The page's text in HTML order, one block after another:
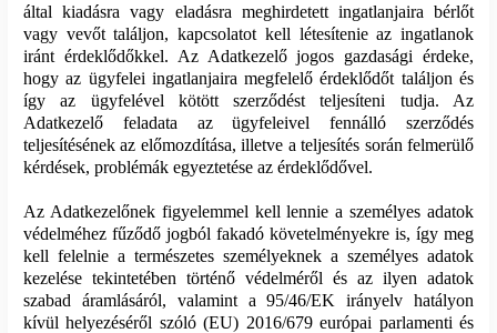
által kiadásra vagy eladásra meghirdetett ingatlanjaira bérlőt
vagy vevőt találjon, kapcsolatot kell létesítenie az ingatlanok
iránt érdeklődőkkel. Az Adatkezelő jogos gazdasági érdeke,
hogy az ügyfelei ingatlanjaira megfelelő érdeklődőt találjon és
így az ügyfelével kötött szerződést teljesíteni tudja. Az
Adatkezelő feladata az ügyfeleivel fennálló szerződés
teljesítésének az előmozdítása, illetve a teljesítés során felmerülő
kérdések, problémák egyeztetése az érdeklődővel.
Az Adatkezelőnek figyelemmel kell lennie a személyes adatok
védelméhez fűződő jogból fakadó követelményekre is, így meg
kell felelnie a természetes személyeknek a személyes adatok
kezelése tekintetében történő védelméről és az ilyen adatok
szabad áramlásáról, valamint a 95/46/EK irányelv hatályon
kívül helyezéséről szóló (EU) 2016/679 európai parlamenti és